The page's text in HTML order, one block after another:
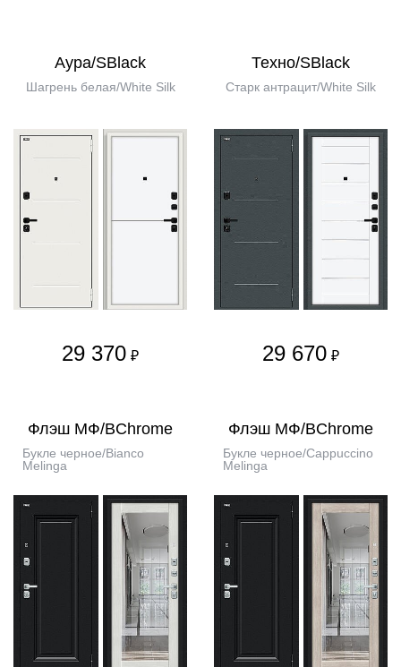
Аура/SBlack
Шагрень белая/White Silk
29 370 ₽
Техно/SBlack
Старк антрацит/White Silk
29 670 ₽
Флэш МФ/BChrome
Букле черное/Bianco
Melinga
Флэш МФ/BChrome
Букле черное/Cappuccino
Melinga